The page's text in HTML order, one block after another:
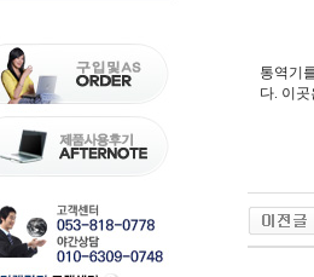
통역기
다. 이